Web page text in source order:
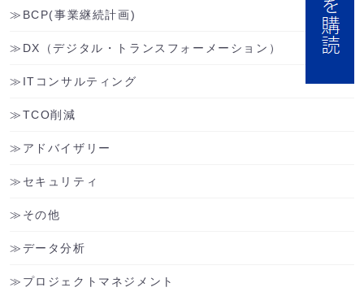
BCP(事業継続計画)
DX（デジタル・トランスフォーメーション）
ITコンサルティング
TCO削減
アドバイザリー
セキュリティ
その他
データ分析
プロジェクトマネジメント